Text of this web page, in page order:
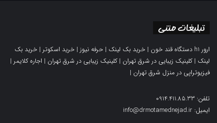
تبلیغات متنی
ارور h1 دستگاه قند خون | خرید بک لینک | حرفه نیوز | خرید اسکوتر | خرید بک
لینک |کلینیک زیبایی در شرق تهران |کلینیک زیبایی در شرق تهران | اجاره کلایمر |
فیزیوتراپی در منزل شرق تهران |
تلفن: 0914.411.85.33
ایمیل: info@drmotamednejad.ir